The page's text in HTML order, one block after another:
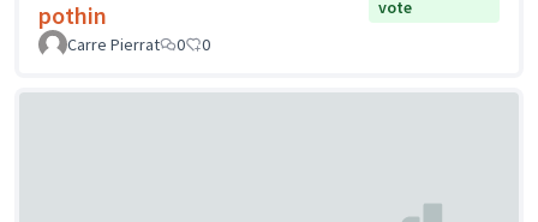
pothin
vote
Carre Pierrat
0 0